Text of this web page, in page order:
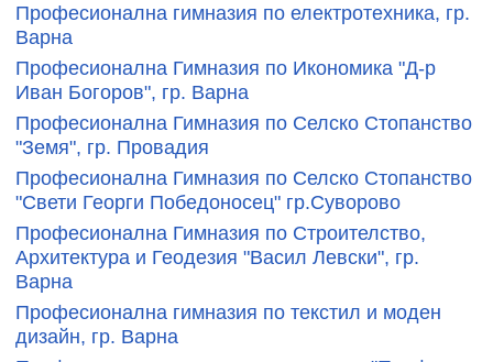
Професионална гимназия по електротехника, гр.
Варна
Професионална Гимназия по Икономика "Д-р
Иван Богоров", гр. Варна
Професионална Гимназия по Селско Стопанство
"Земя", гр. Провадия
Професионална Гимназия по Селско Стопанство
"Свети Георги Победоносец" гр.Суворово
Професионална Гимназия по Строителство,
Архитектура и Геодезия "Васил Левски", гр.
Варна
Професионална гимназия по текстил и моден
дизайн, гр. Варна